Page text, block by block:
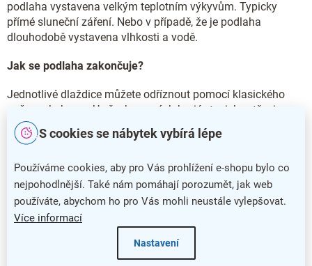
S cookies se nábytek vybírá lépe
Používáme cookies, aby pro Vás prohlížení e-shopu bylo co
nejpohodlnější. Také nám pomáhají porozumět, jak web
používáte, abychom ho pro Vás mohli neustále vylepšovat.
Více informací
Nastavení
podlaha vystavena velkým teplotním výkyvům. Typicky
přímé sluneční záření. Nebo v případě, že je podlaha
dlouhodobě vystavena vlhkosti a vodě.
Jak se podlaha zakončuje?
Jednotlivé dlaždice můžete odříznout pomocí klasického
nože na koberce. U všech pevných bariér, typicky stěn, je
potřeba nechat mezeru minimálně 5 mm. Ty můžete vyplnit
tmelem. Při vstupech a vjezdech se podlaha ukončuje
typu podlah.
Kolik m 2mám objednat navíc/do rezervy?
Pro standardní místnosti ve tvaru čtverce či obdélníku byste
měli počítat s rezervou alespoň 8 % z celkového rozměru
místnosti. U nestandardních tvarů místností s rezervou